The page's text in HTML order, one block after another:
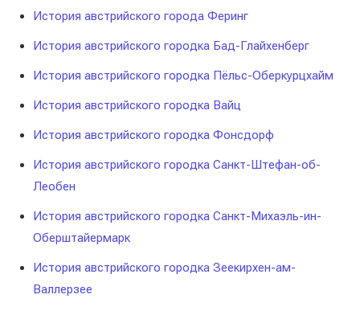
История австрийского города Феринг
История австрийского городка Бад-Глайхенберг
История австрийского городка Пёльс-Оберкурцхайм
История австрийского городка Вайц
История австрийского городка Фонсдорф
История австрийского городка Санкт-Штефан-об-
Леобен
История австрийского городка Санкт-Михаэль-ин-
Оберштайермарк
История австрийского городка Зеекирхен-ам-
Валлерзее